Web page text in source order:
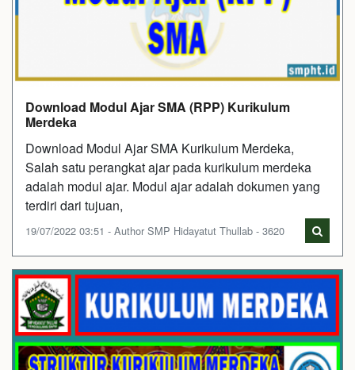
Download Modul Ajar SMA (RPP) Kurikulum
Merdeka
Download Modul Ajar SMA Kurikulum Merdeka,
Salah satu perangkat ajar pada kurikulum merdeka
adalah modul ajar. Modul ajar adalah dokumen yang
terdiri dari tujuan,
19/07/2022 03:51 - Author SMP Hidayatut Thullab - 3620